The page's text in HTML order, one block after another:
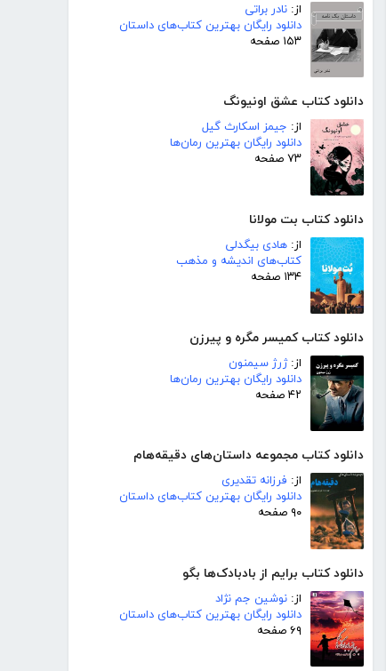
از: نادر براتی
دانلود رایگان بهترین کتاب‌های داستان
۱۵۳ صفحه
دانلود کتاب عشق اونیونگ
از: جیمز اسکارث گیل
دانلود رایگان بهترین رمان‌ها
۷۳ صفحه
دانلود کتاب بت مولانا
از: هادی بیگدلی
کتاب‌های اندیشه و مذهب
۱۳۴ صفحه
دانلود کتاب کمیسر مگره و پیرزن
از:ژرژ سیمنون
دانلود رایگان بهترین رمان‌ها
۴۲ صفحه
دانلود کتاب مجموعه داستان‌های دقیقه‌هام
از: فرزانه تقدیری
دانلود رایگان بهترین کتاب‌های داستان
۹۰ صفحه
دانلود کتاب برایم از بادبادک‌ها بگو
از: نوشین جم نژاد
دانلود رایگان بهترین کتاب‌های داستان
۶۹ صفحه